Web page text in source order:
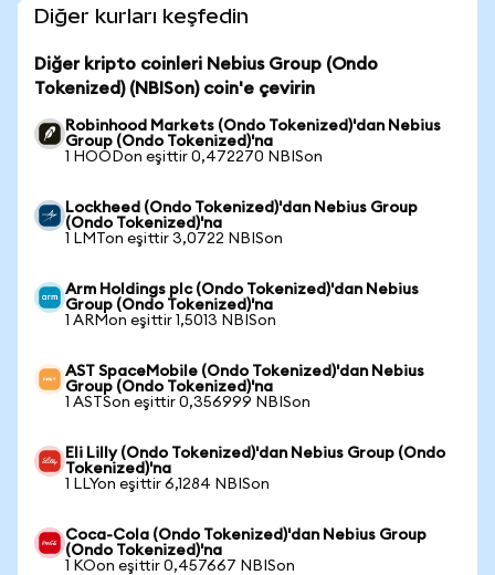
Diğer kurları keşfedin
Diğer kripto coinleri Nebius Group (Ondo
Tokenized) (NBISon) coin'e çevirin
Robinhood Markets (Ondo Tokenized)'dan Nebius
Group (Ondo Tokenized)'na
1 HOODon eşittir 0,472270 NBISon
Lockheed (Ondo Tokenized)'dan Nebius Group
(Ondo Tokenized)'na
1 LMTon eşittir 3,0722 NBISon
Arm Holdings plc (Ondo Tokenized)'dan Nebius
Group (Ondo Tokenized)'na
1 ARMon eşittir 1,5013 NBISon
AST SpaceMobile (Ondo Tokenized)'dan Nebius
Group (Ondo Tokenized)'na
1 ASTSon eşittir 0,356999 NBISon
Eli Lilly (Ondo Tokenized)'dan Nebius Group (Ondo
Tokenized)'na
1 LLYon eşittir 6,1284 NBISon
Coca-Cola (Ondo Tokenized)'dan Nebius Group
(Ondo Tokenized)'na
1 KOon eşittir 0,457667 NBISon